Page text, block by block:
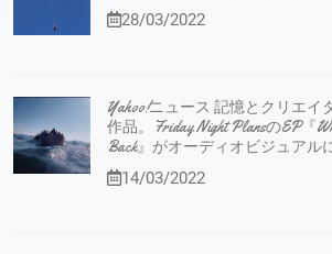
28/03/2022
Yahoo!ニュース 記憶とクリエイ
作品。Friday Night PlansのEP『
Back』がオーディオビジュアル
14/03/2022